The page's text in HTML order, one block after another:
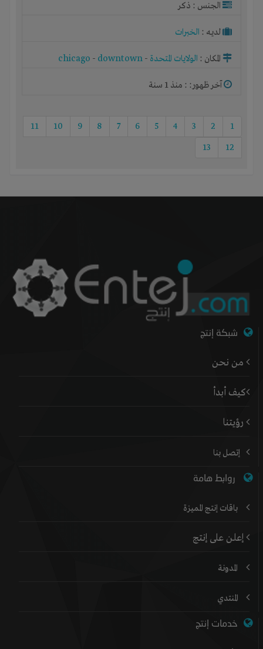
الجنس : ذكر
لديـه : الخبرات
المكان : الولايات المتحدة -
chicago - downtown
آخر ظهور: : منذ 1 سنة
1
2
3
4
5
6
7
8
9
10
11
12
13
شبكة إنتج
من نحن
كيف أبدأ
رؤيتنا
إتصل بنا
روابط هامة
باقات إنتج المميزة
إعلن على إنتج
المدونة
المنتدي
خدمات إنتج